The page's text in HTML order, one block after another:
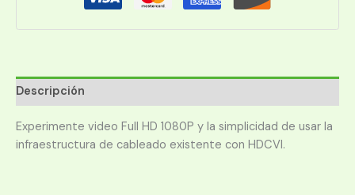
Descripción
Experimente video Full HD 1080P y la simplicidad de usar la
infraestructura de cableado existente con HDCVI.